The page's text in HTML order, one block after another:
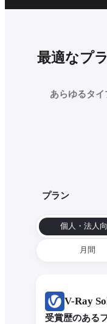
最適なプ
あらゆるタ
プラン
個人・法人
月間
V-Ray
受賞歴のある